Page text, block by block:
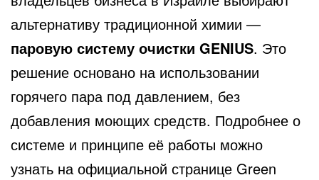
альтернативу традиционной химии —
паровую систему очистки GENIUS. Это
решение основано на использовании
горячего пара под давлением, без
добавления моющих средств. Подробнее о
системе и принципе её работы можно
узнать на официальной странице Green